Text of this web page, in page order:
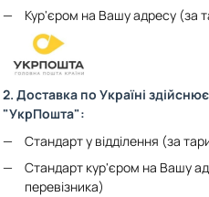
Кур'єром на Вашу адресу (за
2. Доставка по Україні
"УкрПошта":
Стандарт у відділення (за
Стандарт кур'єром на Вашу
перевізника)